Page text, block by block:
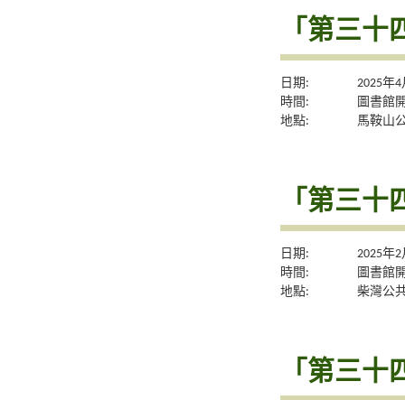
「第三
日期:
2025年
時間:
圖書館
地點:
馬鞍山
「第三
日期:
2025年
時間:
圖書館
地點:
柴灣公
「第三